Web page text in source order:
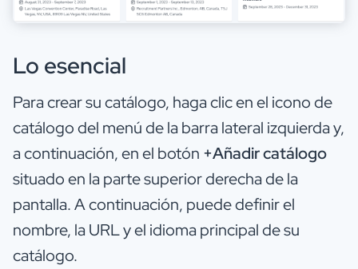
Lo esencial
Para crear su catálogo, haga clic en el icono de
catálogo del menú de la barra lateral izquierda y,
a continuación, en el botón +Añadir catálogo
situado en la parte superior derecha de la
pantalla. A continuación, puede definir el
nombre, la URL y el idioma principal de su
catálogo.